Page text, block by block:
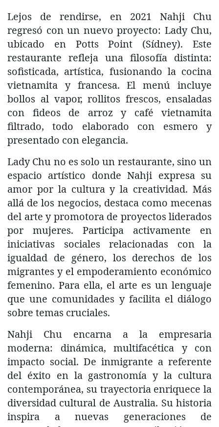
Lejos de rendirse, en 2021 Nahji Chu
regresó con un nuevo proyecto: Lady Chu,
ubicado en Potts Point (Sídney). Este
restaurante refleja una filosofía distinta:
sofisticada, artística, fusionando la cocina
vietnamita y francesa. El menú incluye
bollos al vapor, rollitos frescos, ensaladas
con fideos de arroz y café vietnamita
filtrado, todo elaborado con esmero y
presentado con elegancia.
Lady Chu no es solo un restaurante, sino un
espacio artístico donde Nahji expresa su
amor por la cultura y la creatividad. Más
allá de los negocios, destaca como mecenas
del arte y promotora de proyectos liderados
por mujeres. Participa activamente en
iniciativas sociales relacionadas con la
igualdad de género, los derechos de los
migrantes y el empoderamiento económico
femenino. Para ella, el arte es un lenguaje
que une comunidades y facilita el diálogo
sobre temas cruciales.
Nahji Chu encarna a la empresaria
moderna: dinámica, multifacética y con
impacto social. De inmigrante a referente
del éxito en la gastronomía y la cultura
contemporánea, su trayectoria enriquece la
diversidad cultural de Australia. Su historia
inspira a nuevas generaciones de